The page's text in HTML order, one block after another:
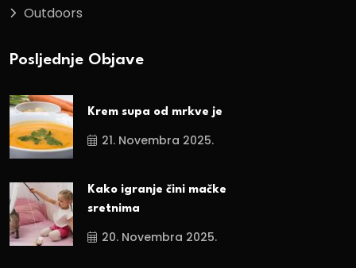
Outdoors
Posljednje Objave
Krem supa od mrkve je
21. Novembra 2025.
Kako igranje čini mačke
sretnima
20. Novembra 2025.